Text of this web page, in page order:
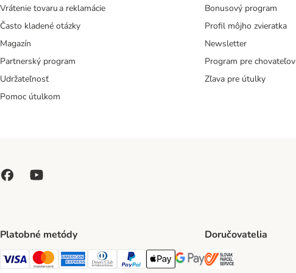
Vrátenie tovaru a reklamácie
Často kladené otázky
Magazín
Partnerský program
Udržateľnosť
Pomoc útulkom
Bonusový program
Profil môjho zvieratka
Newsletter
Program pre chovateľov
Zľava pre útulky
Platobné metódy
Visa Payment Method
Mastercard Payment Method
American Express Payment Method
Diners Club Payment Method
PayPal Payment Method
Apple Pay Payment Method
Google Pay Payment Method
Doručovatelia